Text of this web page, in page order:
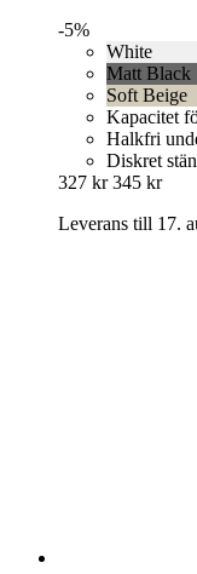
-5%
White
Matt Black
Soft Beige
Kapacitet
Halkfri
Diskret
327 kr 345 kr
Leverans till 17.